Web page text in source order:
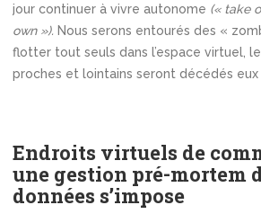
jour continuer à vivre autonome (« take
own »). Nous serons entourés des «
flotter tout seuls dans l’espace virtuel,
proches et lointains seront décédés eux
Endroits virtuels de
une gestion pré-mortem
données s’impose